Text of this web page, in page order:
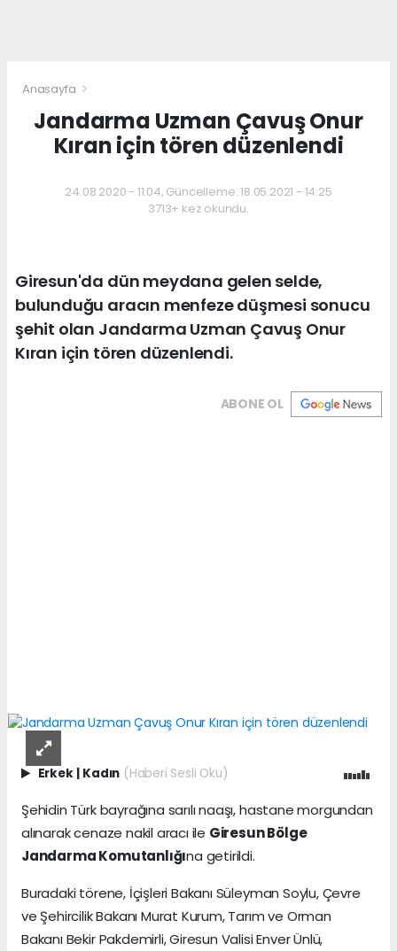
Anasayfa
Jandarma Uzman Çavuş Onur
Kıran için tören düzenlendi
24.08.2020 - 11:04, Güncelleme: 18.05.2021 - 14:25
3713+ kez okundu.
Giresun'da dün meydana gelen selde,
bulunduğu aracın menfeze düşmesi sonucu
şehit olan Jandarma Uzman Çavuş Onur
Kıran için tören düzenlendi.
ABONE OL
Erkek | Kadın (Haberi Sesli Oku)
Şehidin Türk bayrağına sarılı naaşı, hastane morgundan
alınarak cenaze nakil aracı ile Giresun Bölge
Jandarma Komutanlığına getirildi.
Buradaki törene, İçişleri Bakanı Süleyman Soylu, Çevre
ve Şehircilik Bakanı Murat Kurum, Tarım ve Orman
Bakanı Bekir Pakdemirli, Giresun Valisi Enver Ünlü,